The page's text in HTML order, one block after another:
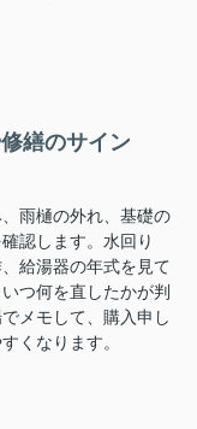
繕のサイン
雨樋の外れ、基礎の
認します。水回り
給湯器の年式を見て
つ何を直したかが判
メモして、購入申し
くなります。